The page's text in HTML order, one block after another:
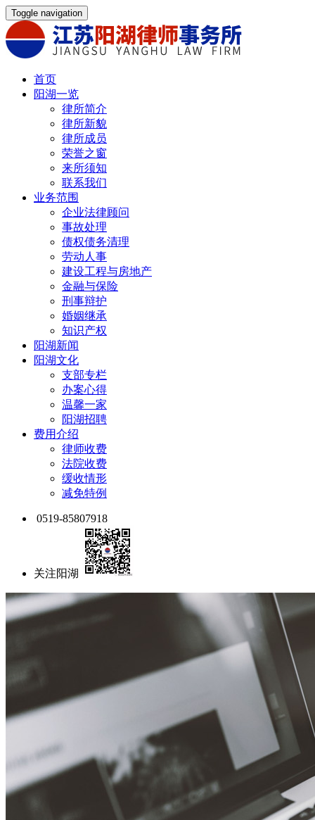
Toggle navigation
首页
阳湖一览
律所简介
律所新貌
律所成员
荣誉之窗
来所须知
联系我们
业务范围
企业法律顾问
事故处理
债权债务清理
劳动人事
建设工程与房地产
金融与保险
刑事辩护
婚姻继承
知识产权
阳湖新闻
阳湖文化
支部专栏
办案心得
温馨一家
阳湖招聘
费用介绍
律师收费
法院收费
缓收情形
减免特例
0519-85807918
关注阳湖